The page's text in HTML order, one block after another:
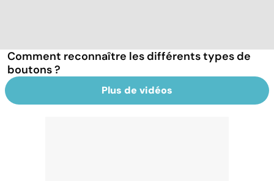
Comment reconnaître les différents types de
boutons ?
Plus de vidéos